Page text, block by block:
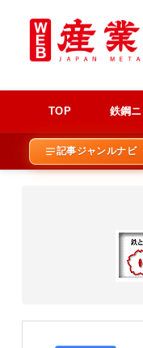
TOP 鉄鋼
記事ジャンルナビ